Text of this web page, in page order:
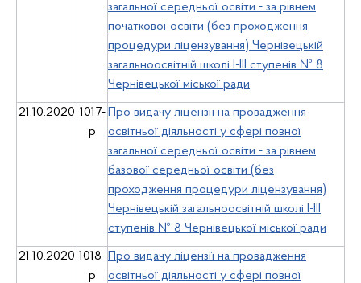
загальної середньої освіти - за рівнем
початкової освіти (без проходження
процедури ліцензування) Чернівецькій
загальноосвітній школі І-ІІІ ступенів № 8
Чернівецької міської ради
21.10.2020 1017-
р
Про видачу ліцензії на провадження
освітньої діяльності у сфері повної
загальної середньої освіти - за рівнем
базової середньої освіти (без
проходження процедури ліцензування)
Чернівецькій загальноосвітній школі І-ІІІ
ступенів № 8 Чернівецької міської ради
21.10.2020 1018-
р
Про видачу ліцензії на провадження
освітньої діяльності у сфері повної